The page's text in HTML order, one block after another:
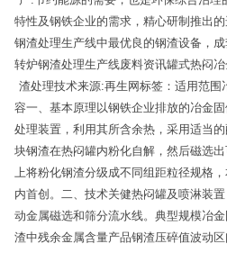
特性及钢铁企业的需求，精心研制推出
钢渣处理生产线中最优良的钢渣设备，
转炉钢渣处理生产线废料资讯罐式热闷
渣处理技术来源:再生网标签：适用范围
容一、基本原理以钢铁企业排放的冶金
处理装置，利用其所含余热，采用适当
块钢渣在热闷罐内粉化自解，然后磁选
上将粉化钢渣分级成不同组距粒径规格
内首创。二、技术关健热闷罐及喷淋装
动金属磁选和筛分流水线。典型规模冶
渣中残余金属含量产品钢渣压碎值波动